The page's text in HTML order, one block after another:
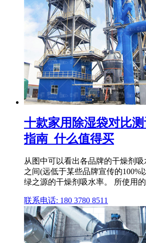
十款家用除湿袋对比
指南_什么值得买
从图中可以看出各品牌的干燥剂
之间(远低于某些品牌宣传的100%
绿之源的干燥剂吸水率。 所使用
联系电话: 180 3780 8511